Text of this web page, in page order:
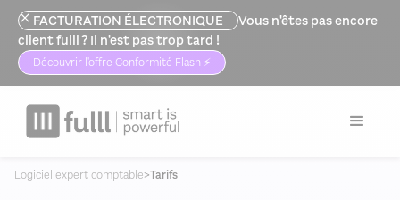
FACTURATION ÉLECTRONIQUE
Vous n'êtes pas encore
client fulll ? Il n'est pas trop tard !
Découvrir l'offre Conformité Flash ⚡️
Logiciel expert comptable>Tarifs